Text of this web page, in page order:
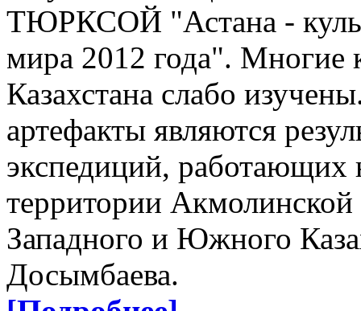
ТЮРКСОЙ "Астана -
мира 2012 года". Многие
Казахстана слабо
артефакты являются
экспедиций, работающих
территории Акмолинской
Западного и Южного
Досымбаева.